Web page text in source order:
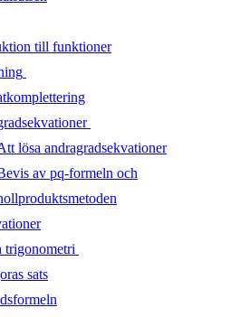
till funktioner
lösa andragradsekvationer
av pq-formeln och
trigonometri
sats